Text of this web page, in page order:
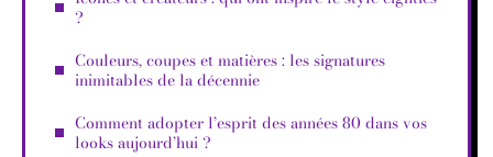
?
Couleurs, coupes et matières : les signatures
inimitables de la décennie
Comment adopter l’esprit des années 80 dans vos
looks aujourd’hui ?